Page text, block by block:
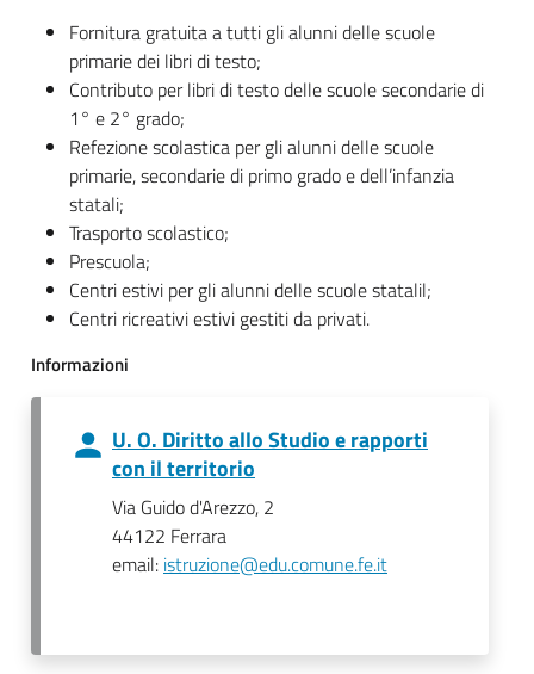
Fornitura gratuita a tutti gli alunni delle scuole
primarie dei libri di testo;
Contributo per libri di testo delle scuole secondarie di
1° e 2° grado;
Refezione scolastica per gli alunni delle scuole
primarie, secondarie di primo grado e dell’infanzia
statali;
Trasporto scolastico;
Prescuola;
Centri estivi per gli alunni delle scuole statalil;
Centri ricreativi estivi gestiti da privati.
Informazioni
U. O. Diritto allo Studio e rapporti
con il territorio
Via Guido d'Arezzo, 2
44122 Ferrara
email: istruzione@edu.comune.fe.it